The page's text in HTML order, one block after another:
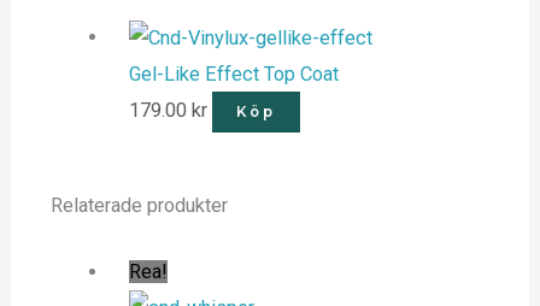
Gel-Like Effect Top Coat
179.00 kr Köp
Relaterade produkter
Rea!